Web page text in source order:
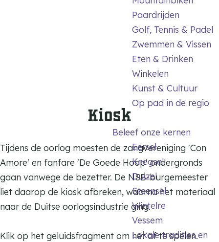
Paardrijden
Golf, Tennis & Padel
Zwemmen & Vissen
Eten & Drinken
Winkelen
Kunst & Cultuur
Op pad in de regio
Beleef onze kernen
Eersel
Knegsel
Duizel
Steensel
Wintelre
Vessem
Lokale tradities en
Kiosk
Tijdens de oorlog moesten de zangvereniging 'Con
Amore' en fanfare 'De Goede Hoop' ondergronds
gaan vanwege de bezetter. De NSB-burgemeester
liet daarop de kiosk afbreken, waarna het materiaal
naar de Duitse oorlogsindustrie ging.
Klik op het geluidsfragment om het af te spelen.